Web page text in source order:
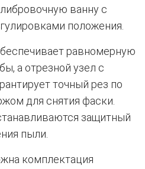
ванну с
положения.
равномерную
а отрезной узел с
точный рез по
для снятия фаски.
защитный
пыли.
комплектация